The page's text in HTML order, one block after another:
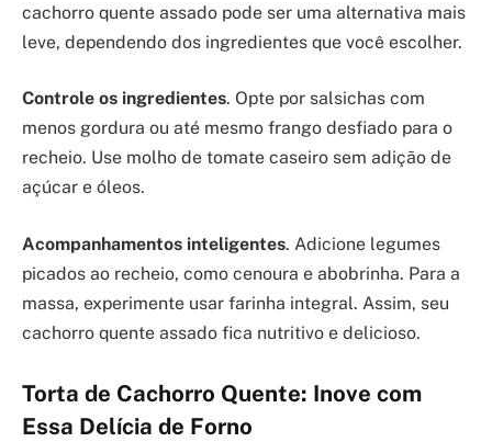
cachorro quente assado pode ser uma alternativa mais
leve, dependendo dos ingredientes que você escolher.
Controle os ingredientes. Opte por salsichas com
menos gordura ou até mesmo frango desfiado para o
recheio. Use molho de tomate caseiro sem adição de
açúcar e óleos.
Acompanhamentos inteligentes. Adicione legumes
picados ao recheio, como cenoura e abobrinha. Para a
massa, experimente usar farinha integral. Assim, seu
cachorro quente assado fica nutritivo e delicioso.
Torta de Cachorro Quente: Inove com
Essa Delícia de Forno